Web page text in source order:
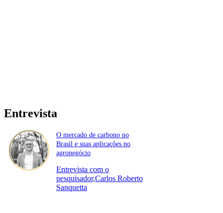
Entrevista
O mercado de carbono no
Brasil e suas aplicações no
agronegócio
Entrevista com o
pesquisador,Carlos Roberto
Sanquetta